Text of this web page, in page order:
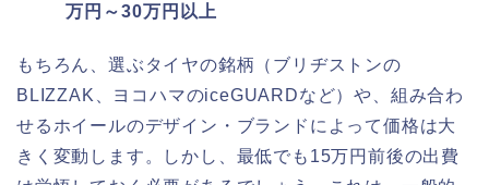
万円～30万円以上
もちろん、選ぶタイヤの銘柄（ブリヂストンの
BLIZZAK、ヨコハマのiceGUARDなど）や、組み合わ
せるホイールのデザイン・ブランドによって価格は大
きく変動します。しかし、最低でも15万円前後の出費